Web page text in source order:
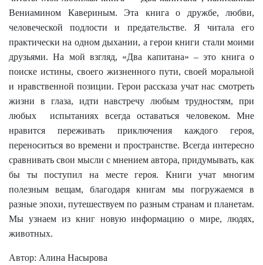
Вениамином Кавериным. Эта книга о дружбе, любви,
человеческой подлости и предательстве. Я читала его
практически на одном дыхании, а герои книги стали моими
друзьями. На мой взгляд, «Два капитана» – это книга о
поиске истины, своего жизненного пути, своей моральной
и нравственной позиции. Герои рассказа учат нас смотреть
жизни в глаза, идти навстречу любым трудностям, при
любых испытаниях всегда оставаться человеком. Мне
нравится переживать приключения каждого героя,
переноситься во времени и пространстве. Всегда интересно
сравнивать свои мысли с мнением автора, придумывать, как
бы ты поступил на месте героя. Книги учат многим
полезным вещам, благодаря книгам мы погружаемся в
разные эпохи, путешествуем по разным странам и планетам.
Мы узнаем из книг новую информацию о мире, людях,
животных.
Автор: Алина Насырова